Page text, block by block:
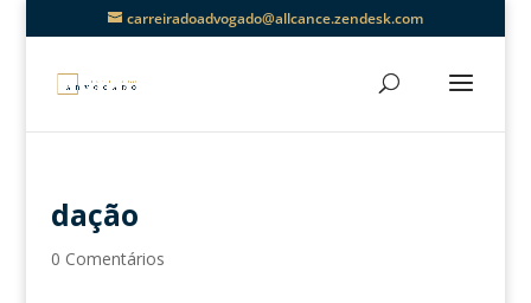
carreiradoadvogado@allcance.zendesk.com
dação
0 Comentários